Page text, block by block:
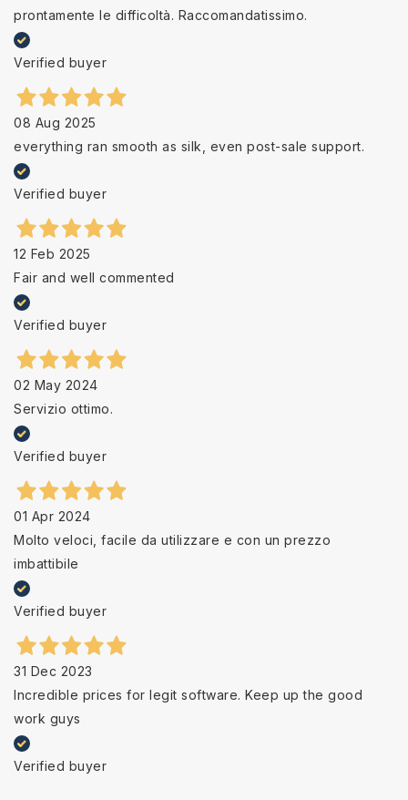
prontamente le difficoltà. Raccomandatissimo.
Verified buyer
08 Aug 2025
everything ran smooth as silk, even post-sale support.
Verified buyer
12 Feb 2025
Fair and well commented
Verified buyer
02 May 2024
Servizio ottimo.
Verified buyer
01 Apr 2024
Molto veloci, facile da utilizzare e con un prezzo
imbattibile
Verified buyer
31 Dec 2023
Incredible prices for legit software. Keep up the good
work guys
Verified buyer